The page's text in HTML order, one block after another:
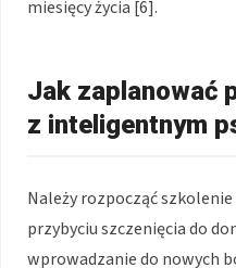
miesięcy życia [6].
Jak zaplanować
z inteligentnym
Należy rozpocząć
przybyciu szczenięcia do
wprowadzanie do nowych